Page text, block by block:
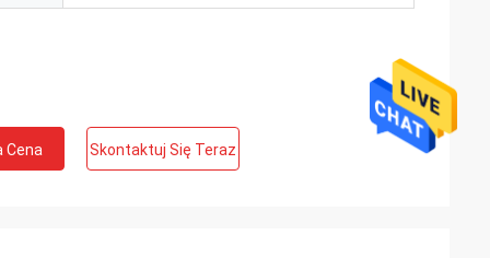
Cena Skontaktuj Się Teraz